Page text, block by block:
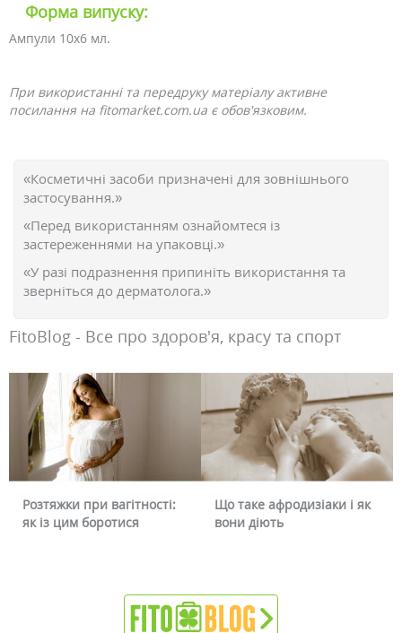
Форма випуску:
Ампули 10х6 мл.
При використанні та передруку матеріалу активне
посилання на fitomarket.com.ua є обов'язковим.
«Косметичні засоби призначені для зовнішнього
застосування.»
«Перед використанням ознайомтеся із
застереженнями на упаковці.»
«У разі подразнення припиніть використання та
зверніться до дерматолога.»
FitoBlog - Все про здоров'я, красу та спорт
Розтяжки при вагітності:
як із цим боротися
Що таке афродизіаки і як
вони діють